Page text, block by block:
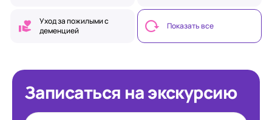
Уход за пожилыми с
деменцией
Показать все
Записаться на экскурсию